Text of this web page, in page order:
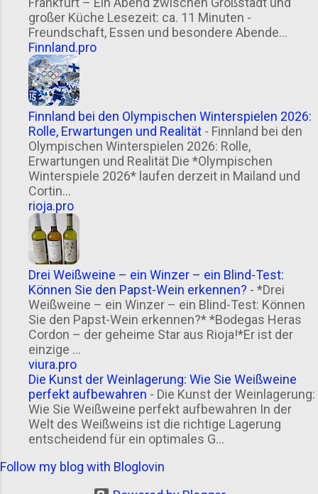
großer Küche Lesezeit: ca. 11 Minuten -
Freundschaft, Essen und besondere Abende...
Finnland.pro
Finnland bei den Olympischen Winterspielen 2026:
Rolle, Erwartungen und Realität - Finnland bei den
Olympischen Winterspielen 2026: Rolle,
Erwartungen und Realität Die *Olympischen
Winterspiele 2026* laufen derzeit in Mailand und
Cortin...
rioja.pro
Drei Weißweine – ein Winzer – ein Blind-Test:
Können Sie den Papst-Wein erkennen? - *Drei
Weißweine – ein Winzer – ein Blind-Test: Können
Sie den Papst-Wein erkennen?* *Bodegas Heras
Cordon – der geheime Star aus Rioja!*Er ist der
einzige ...
viura.pro
Die Kunst der Weinlagerung: Wie Sie Weißweine
perfekt aufbewahren - Die Kunst der Weinlagerung:
Wie Sie Weißweine perfekt aufbewahren In der
Welt des Weißweins ist die richtige Lagerung
entscheidend für ein optimales G...
Follow my blog with Bloglovin